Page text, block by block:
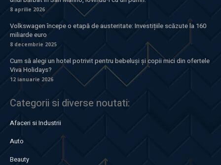
8 aprilie 2026
Volkswagen începe o etapă de austeritate: Investițiile scăzute la 160
miliarde euro
8 decembrie 2025
Cum să alegi un hotel potrivit pentru bebeluși și copii mici din ofertele
Viva Holidays?
12 ianuarie 2026
Categorii si diverse noutati:
Afaceri si Industrii
Auto
Beauty